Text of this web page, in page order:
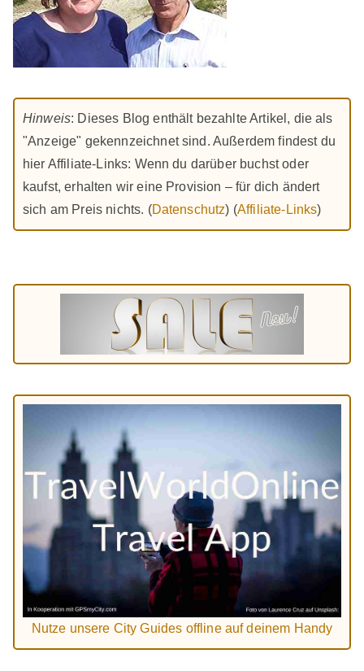
Hinweis: Dieses Blog enthält bezahlte Artikel, die als
"Anzeige" gekennzeichnet sind. Außerdem findest du
hier Affiliate-Links: Wenn du darüber buchst oder
kaufst, erhalten wir eine Provision – für dich ändert
sich am Preis nichts. (Datenschutz) (Affiliate-Links)
Nutze unsere City Guides offline auf deinem Handy